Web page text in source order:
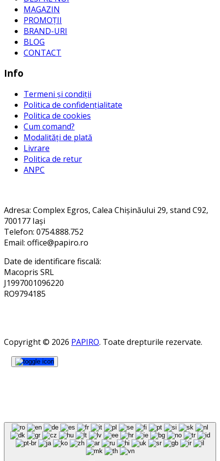
MAGAZIN
PROMOȚII
BRAND-URI
BLOG
CONTACT
Info
Termeni și condiții
Politica de confidențialitate
Politica de cookies
Cum comand?
Modalități de plată
Livrare
Politica de retur
ANPC
Adresa: Complex Egros, Calea Chișinăului 29, stand C92,
700177 Iași
Telefon: 0754.888.752
Email: office@papiro.ro
Date de identificare fiscală:
Macopris SRL
J1997001096220
RO9794185
Copyright © 2026 PAPIRO. Toate drepturile rezervate.